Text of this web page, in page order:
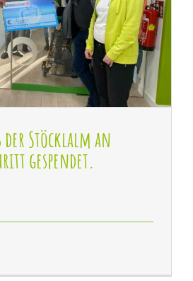
Stöcklalm an Schritt für Schritt
gespendet.
der Stöcklalm an
gespendet.